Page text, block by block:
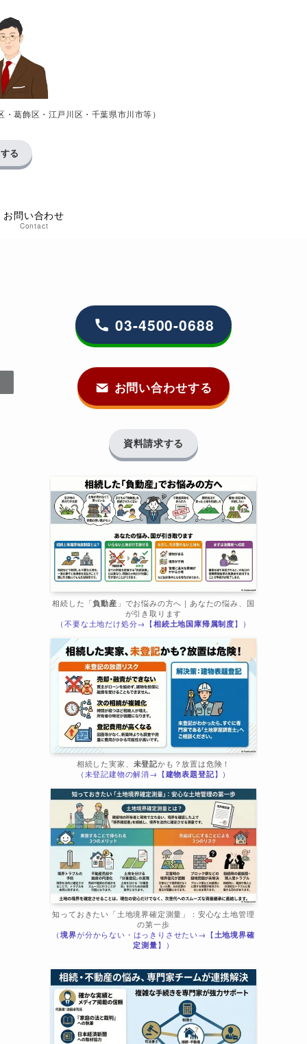
葛飾区・江戸川区・千葉県市川市等）
お問い合わせ
Contact
る
03-4500-0688
お問い合わせする
資料請求する
相続した「負動産 」でお悩みの方へ｜あなたの悩み、国
が引き取ります
（不要な土地だけ処分→【相続土地国庫帰属制度】）
相続した実家、 未登記かも？放置は危険！
（未登記建物の解消→【建物表題登記】）
知っておきたい「土地境界確定測量」：安心な土地管理
の第一歩
（境界が分からない・はっきりさせたい→【土地境界確
定測量】）